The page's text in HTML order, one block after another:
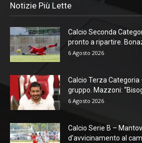
Notizie Più Lette
Calcio Seconda
pronto a ripartire.
6 Agosto 2026
Calcio Terza Categoria
gruppo. Mazzoni:
6 Agosto 2026
Calcio Serie B –
d’avvicinamento al